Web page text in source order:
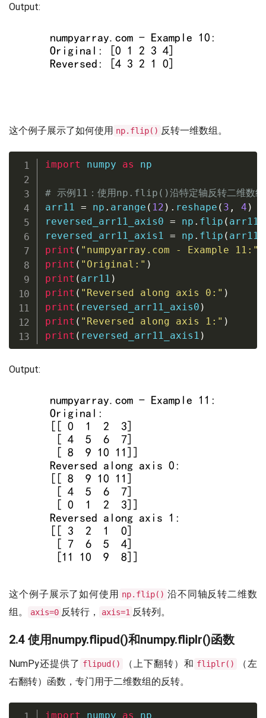
Output:
这个例子展示了如何使用 np.flip() 反转一维数组。
import numpy as np
# 示例11：使用np.flip()沿特定轴反转二维数组
arr11 = np . arange ( 12 ) . reshape ( 3 , 4 )
reversed_arr11_axis0 = np . flip ( arr11
reversed_arr11_axis1 = np . flip ( arr11
print ( "numpyarray.com - Example 11:"
print ( "Original:" )
print ( arr11 )
print ( "Reversed along axis 0:" )
print ( reversed_arr11_axis0 )
print ( "Reversed along axis 1:" )
print ( reversed_arr11_axis1 )
Output:
这个例子展示了如何使用 np.flip() 沿不同轴反转二维数
组。
axis=0 反转行， axis=1 反转列。
2.4 使用numpy.flipud()和numpy.fliplr()函数
NumPy还提供了 flipud() （上下翻转）和 fliplr()
（左
右翻转）函数，专门用于二维数组的反转。
import numpy as np